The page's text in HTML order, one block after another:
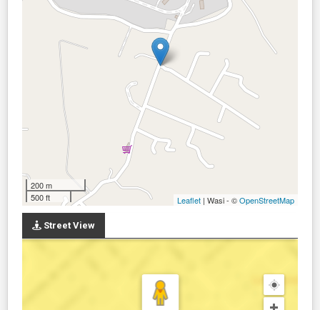
200 m
500 ft
Leaflet | Wasi - ©OpenStreetMap
Street View